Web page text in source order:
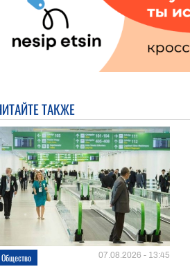
ТАКЖЕ
Общество 07.08.2026 - 13:45